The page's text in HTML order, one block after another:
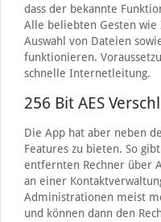
dass der bekannte
Alle beliebten Gesten wie
Auswahl von Dateien
funktionieren.
schnelle Internetleitung.
256 Bit AES
Die App hat aber neben
Features zu bieten. So
entfernten Rechner über
an einer
Administrationen meist
und können dann den